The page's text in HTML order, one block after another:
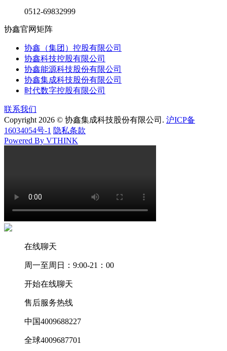
0512-69832999
协鑫官网矩阵
协鑫（集团）控股有限公司
协鑫科技控股有限公司
协鑫能源科技股份有限公司
协鑫集成科技股份有限公司
时代数字控股有限公司
联系我们
Copyright 2026 © 协鑫集成科技股份有限公司. 沪ICP备
16034054号-1 隐私条款
Powered By VTHINK
在线聊天
周一至周日：9:00-21：00
开始在线聊天
售后服务热线
中国4009688227
全球4009687701